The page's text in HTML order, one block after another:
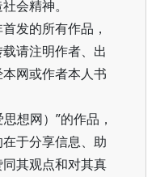
会精神。
发的所有作品，
请注明作者、出
网或作者本人书
想网）”的作品，
于分享信息、助
其观点和对其真